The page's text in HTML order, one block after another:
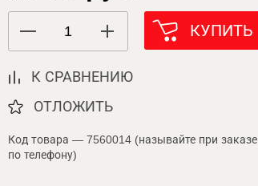
КУПИТЬ
К СРАВНЕНИЮ
ОТЛОЖИТЬ
Код товара — 7560014 (называйте при заказе
по телефону)